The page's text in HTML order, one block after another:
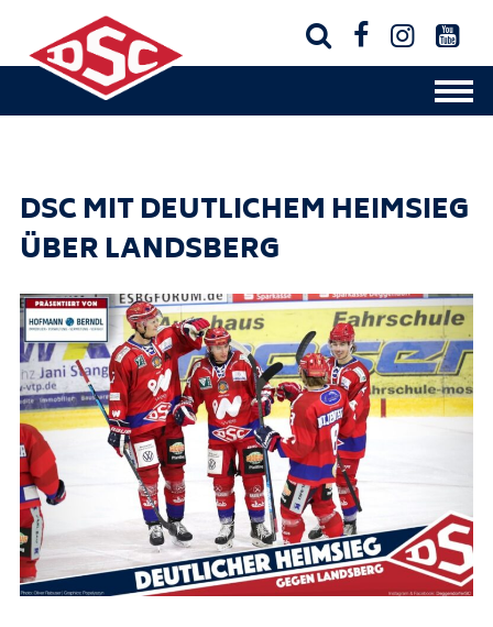
   
DSC MIT DEUTLICHEM HEIMSIEG
ÜBER LANDSBERG